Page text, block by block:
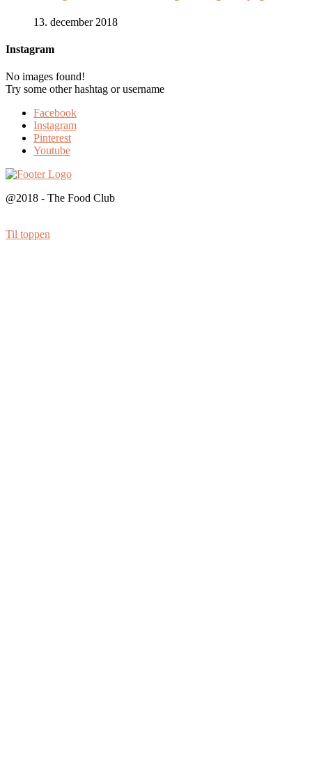
13. december 2018
Instagram
No images found!
Try some other hashtag or username
Facebook
Instagram
Pinterest
Youtube
@2018 - The Food Club
Til toppen